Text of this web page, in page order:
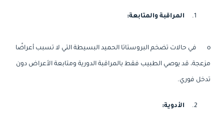
المراقبة والمتابعة:
o في حالات تضخم البروستاتا الحميد البسيطة التي لا تسبب أعراضًا
مزعجة، قد يوصي الطبيب فقط بالمراقبة الدورية ومتابعة الأعراض دون
تدخل فوري.
الأدوية: